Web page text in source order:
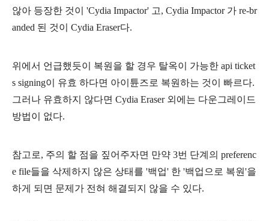
않아 등장한 것이 'Cydia Impactor' 고, Cydia Impactor 가 re-br
anded 된 것이 Cydia Eraser다.
위에서 언급했듯이 복원을 할 경우 탈옥이 가능한 api ticket
s signing이 유효 하다면 아이튠즈로 복원하는 것이 빠르다.
그러나 유효하지 않다면 Cydia Eraser 외에는 다운그레이드
방법이 없다.
참고로, 주의 할 점을 짚어주자면 만약 3번 단계의 preferenc
e file들을 삭제하지 않은 상태를 '백업' 한 '백업으로 복원'을
하게 되면 문제가 전혀 해결되지 않을 수 있다.